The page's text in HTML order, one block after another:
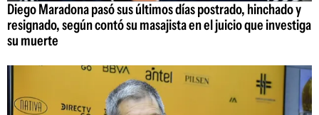
Diego Maradona pasó sus últimos días postrado, hinchado y
resignado, según contó su masajista en el juicio que investiga
su muerte